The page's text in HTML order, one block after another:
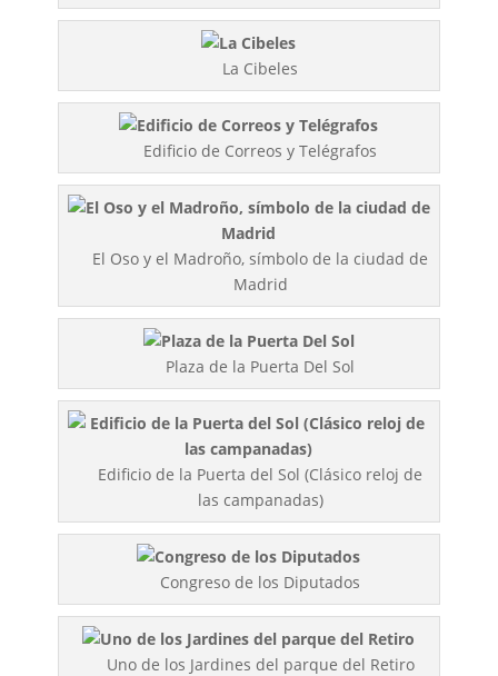
La Cibeles
Edificio de Correos y Telégrafos
El Oso y el Madroño, símbolo de la ciudad de
Madrid
Plaza de la Puerta Del Sol
Edificio de la Puerta del Sol (Clásico reloj de
las campanadas)
Congreso de los Diputados
Uno de los Jardines del parque del Retiro